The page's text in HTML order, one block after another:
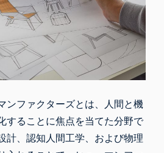
ンファクターズとは、人間と機
することに焦点を当てた分野で
計、認知人間工学、および物理